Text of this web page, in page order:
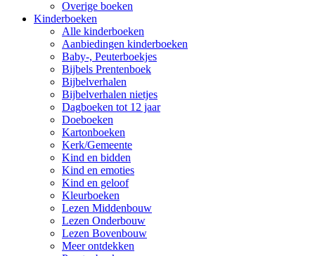
Overige boeken
Kinderboeken
Alle kinderboeken
Aanbiedingen kinderboeken
Baby-, Peuterboekjes
Bijbels Prentenboek
Bijbelverhalen
Bijbelverhalen nietjes
Dagboeken tot 12 jaar
Doeboeken
Kartonboeken
Kerk/Gemeente
Kind en bidden
Kind en emoties
Kind en geloof
Kleurboeken
Lezen Middenbouw
Lezen Onderbouw
Lezen Bovenbouw
Meer ontdekken